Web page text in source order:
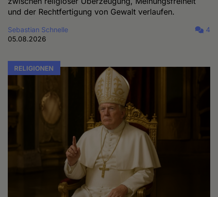
und der Rechtfertigung von Gewalt verlaufen.
Sebastian Schnelle
05.08.2026
4
RELIGIONEN